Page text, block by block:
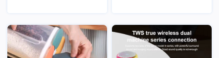
Vista Vista